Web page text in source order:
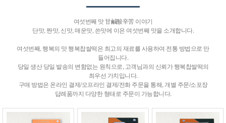
여섯번째 맛 甘鹹酸辛苦 이야기
단맛, 짠맛, 신맛, 매운맛, 쓴맛에 이은 여섯번째 맛을 소개합니다.
여섯번째, 행복의 맛 행복찹쌀떡은 최고의 재료를 사용하여 전통 방법으로 만
들어집니다.
당일 생산 당일 발송의 변함없는 원칙으로, 고객님과의 신뢰가 행복찹쌀떡의
최우선 가치입니다.
구매 방법은 온라인 결제/오프라인 결제/전화 주문을 통해, 개별 주문/소포장
답례품까지 다양한 형태로 주문이 가능합니다.